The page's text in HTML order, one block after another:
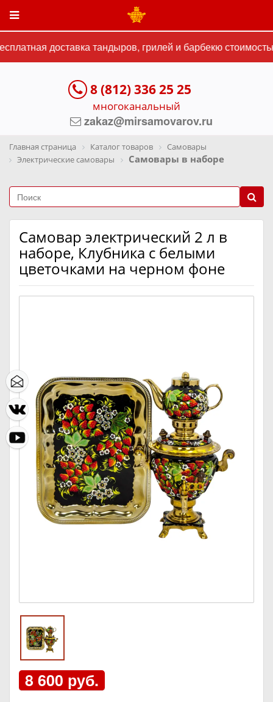
доставка тандыров, грилей и барбекю
8 (812) 336 25 25
многоканальный
zakaz@mirsamovarov.ru
Главная страница Каталог товаров
Самовары
Электрические самовары
Самовары в наборе
Самовар электрический 2 л в
наборе, Клубника с белыми
цветочками на черном фоне
8 600 руб.